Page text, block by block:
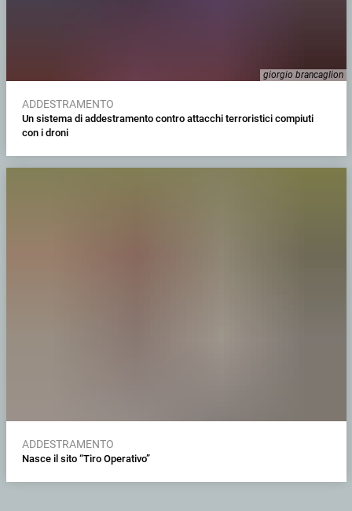
giorgio brancaglion
ADDESTRAMENTO
Un sistema di addestramento contro attacchi terroristici compiuti
con i droni
ADDESTRAMENTO
Nasce il sito “Tiro Operativo”